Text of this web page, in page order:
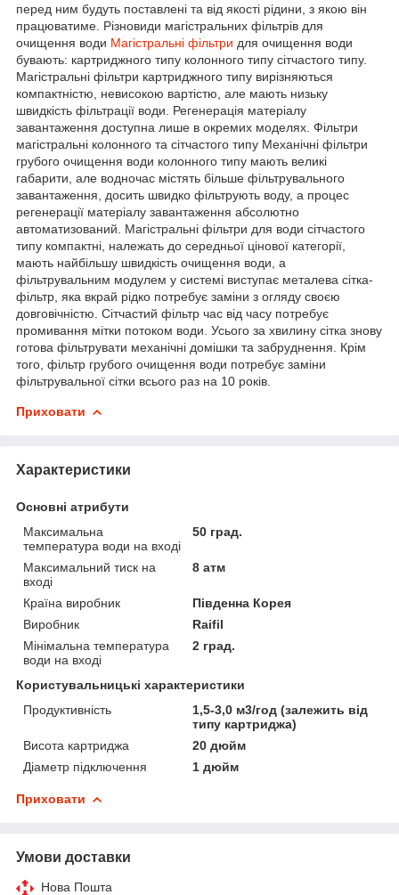
перед ним будуть поставлені та від якості рідини, з якою він
працюватиме. Різновиди магістральних фільтрів для
очищення води Магістральні фільтри для очищення води
бувають: картриджного типу колонного типу сітчастого типу.
Магістральні фільтри картриджного типу вирізняються
компактністю, невисокою вартістю, але мають низьку
швидкість фільтрації води. Регенерація матеріалу
завантаження доступна лише в окремих моделях. Фільтри
магістральні колонного та сітчастого типу Механічні фільтри
грубого очищення води колонного типу мають великі
габарити, але водночас містять більше фільтрувального
завантаження, досить швидко фільтрують воду, а процес
регенерації матеріалу завантаження абсолютно
автоматизований. Магістральні фільтри для води сітчастого
типу компактні, належать до середньої цінової категорії,
мають найбільшу швидкість очищення води, а
фільтрувальним модулем у системі виступає металева сітка-
фільтр, яка вкрай рідко потребує заміни з огляду своєю
довговічністю. Сітчастий фільтр час від часу потребує
промивання мітки потоком води. Усього за хвилину сітка знову
готова фільтрувати механічні домішки та забруднення. Крім
того, фільтр грубого очищення води потребує заміни
фільтрувальної сітки всього раз на 10 років.
Приховати
Характеристики
Основні атрибути
Максимальна
температура води на вході
50 град.
Максимальний тиск на
вході
8 атм
Країна виробник
Південна Корея
Виробник
Raifil
Мінімальна температура
води на вході
2 град.
Користувальницькі характеристики
Продуктивність
1,5-3,0 м3/год (залежить від
типу картриджа)
Висота картриджа
20 дюйм
Діаметр підключення
1 дюйм
Приховати
Умови доставки
Нова Пошта